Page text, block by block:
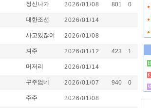
정신나가 2026/01/08 801 0
대한조선 2026/01/14
사고있잖어 2026/01/08
져주 2026/01/12 423 1
머저리 2026/01/14
구주없네 2026/01/07 940 0
주주 2026/01/08